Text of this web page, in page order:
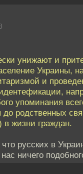
унижают и
Украины,
и
упоминания
до родственных
в жизни граждан.
русских в
ничего